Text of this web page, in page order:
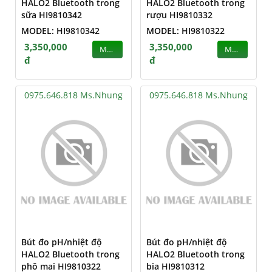
HALO2 Bluetooth trong
sữa HI9810342
MODEL: HI9810342
3,350,000
đ
MUA
HALO2 Bluetooth trong
rượu HI9810332
MODEL: HI9810322
3,350,000
đ
MUA
0975.646.818 Ms.Nhung
Bút đo pH/nhiệt độ
HALO2 Bluetooth trong
phô mai HI9810322
0975.646.818 Ms.Nhung
Bút đo pH/nhiệt độ
HALO2 Bluetooth trong
bia HI9810312